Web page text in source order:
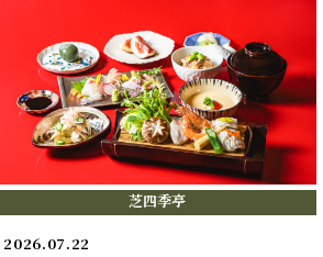
芝四季亭
2026.07.22